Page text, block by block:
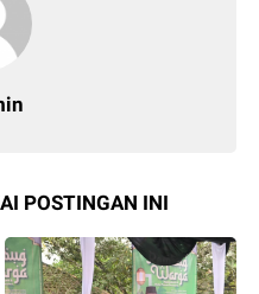
POSTINGAN INI